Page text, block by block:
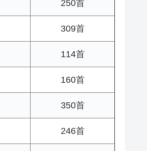
250首
309首
114首
160首
350首
246首